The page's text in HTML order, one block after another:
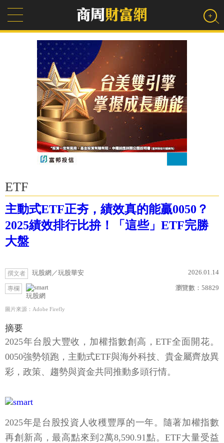
ETF
主動式ETF正夯，績效真的能贏0050？
2025績效排行比拚！「這些」ETF完勝
大盤
撰文者 玩股網／玩股華安 2026.01.14
專欄
玩股網
瀏覽數： 58829
圖片來源：Adobe Firefly
摘要
2025年台股大豐收，加權指數創高，ETF全面開花。
0050強勢領跑，主動式ETF與海外科技、貴金屬齊放異
彩，政策、趨勢與資金共同推動多頭行情。
2025年是台股投資人收穫豐厚的一年。隨著加權指數
再創新高，最高點來到2萬8,590.91點。ETF大量受益